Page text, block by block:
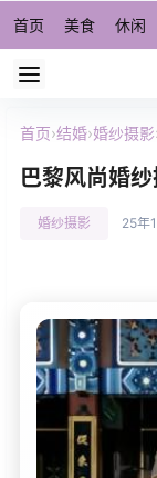
首页 美食 休闲
首页›结婚›婚纱摄影
巴黎风尚婚纱
婚纱摄影 25年